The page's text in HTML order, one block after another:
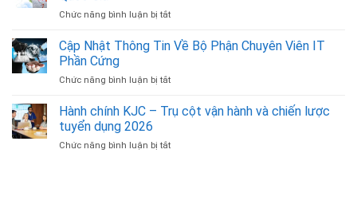
Đá
Tối
Thông
Chức năng bình luận bị tắt
Việt
Đầy
Cập Nhật Thông Tin Về Bộ Phận Chuyên Viên IT
Phần Cứng
Chức năng bình luận bị tắt
Nhật
Thông
Hành chính KJC – Trụ cột vận hành và chiến lược
tuyển dụng 2026
Chức năng bình luận bị tắt